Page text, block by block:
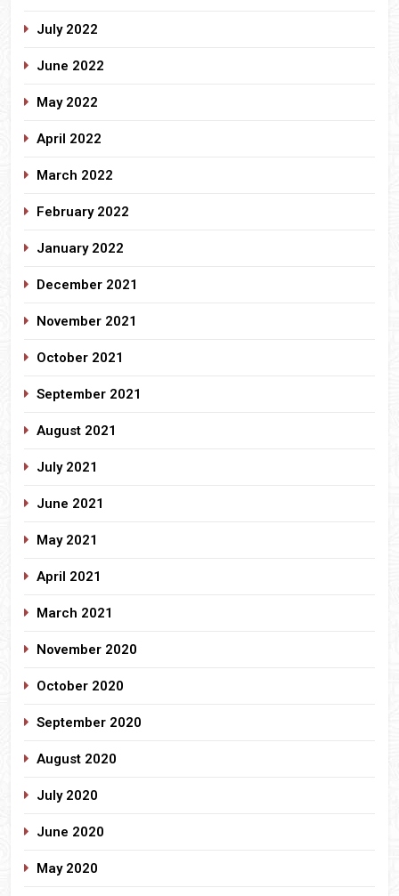
July 2022
June 2022
May 2022
April 2022
March 2022
February 2022
January 2022
December 2021
November 2021
October 2021
September 2021
August 2021
July 2021
June 2021
May 2021
April 2021
March 2021
November 2020
October 2020
September 2020
August 2020
July 2020
June 2020
May 2020